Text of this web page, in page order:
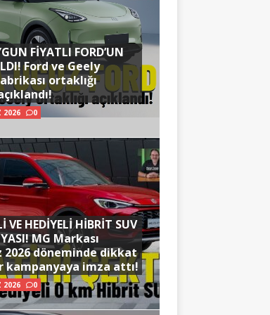
FİYATLI FORD’UN
Ford ve Geely
ortaklığı
2026 0
VE HEDİYELİ HİBRİT SUV
MG Markası
2026 döneminde dikkat
kampanyaya imza attı!
2026 0